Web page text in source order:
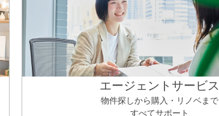
エージェントサービス
物件探しから購入・リノベまで
すべてサポート